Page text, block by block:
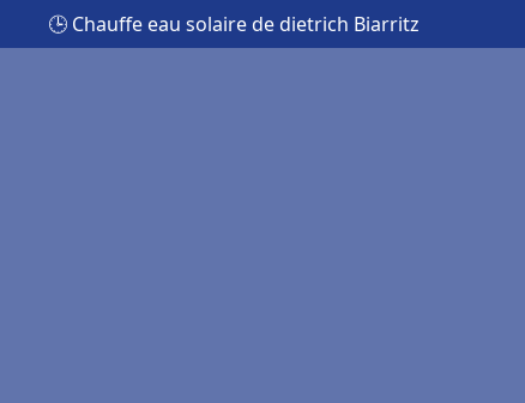
🕒 Chauffe eau solaire de dietrich Biarritz